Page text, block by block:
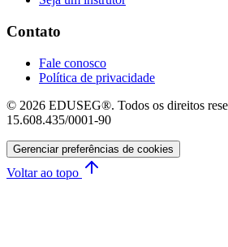
Contato
Fale conosco
Política de privacidade
© 2026 EDUSEG®. Todos os direitos
15.608.435/0001-90
Gerenciar preferências de cookies
Voltar ao topo